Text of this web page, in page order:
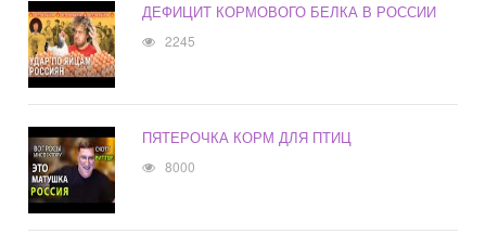
ДЕФИЦИТ КОРМОВОГО БЕЛКА В РОССИИ
2245
ПЯТЕРОЧКА КОРМ ДЛЯ ПТИЦ
8000